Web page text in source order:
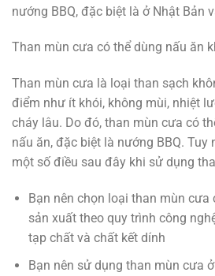
nướng BBQ, đặc biệt là ở Nhật Bản
Than mùn cưa có thể dùng nấu ăn
Than mùn cưa là loại than sạch
điểm như ít khói, không mùi, nhiệt
cháy lâu. Do đó, than mùn cưa có
nấu ăn, đặc biệt là nướng BBQ. Tuy
một số điều sau đây khi sử dụng
Bạn nên chọn loại than mùn
sản xuất theo quy trình công
tạp chất và chất kết dính
Bạn nên sử dụng than mùn cưa